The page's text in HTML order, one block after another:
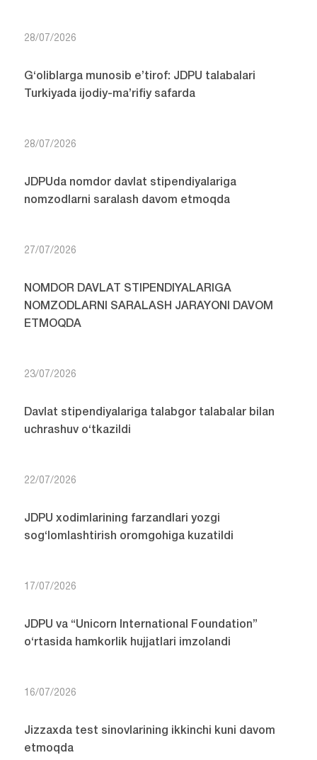
28/07/2026
G‘oliblarga munosib e’tirof: JDPU talabalari
Turkiyada ijodiy-ma’rifiy safarda
28/07/2026
JDPUda nomdor davlat stipendiyalariga
nomzodlarni saralash davom etmoqda
27/07/2026
NOMDOR DAVLAT STIPENDIYALARIGA
NOMZODLARNI SARALASH JARAYONI DAVOM
ETMOQDA
23/07/2026
Davlat stipendiyalariga talabgor talabalar bilan
uchrashuv o‘tkazildi
22/07/2026
JDPU xodimlarining farzandlari yozgi
sog‘lomlashtirish oromgohiga kuzatildi
17/07/2026
JDPU va “Unicorn International Foundation”
o‘rtasida hamkorlik hujjatlari imzolandi
16/07/2026
Jizzaxda test sinovlarining ikkinchi kuni davom
etmoqda